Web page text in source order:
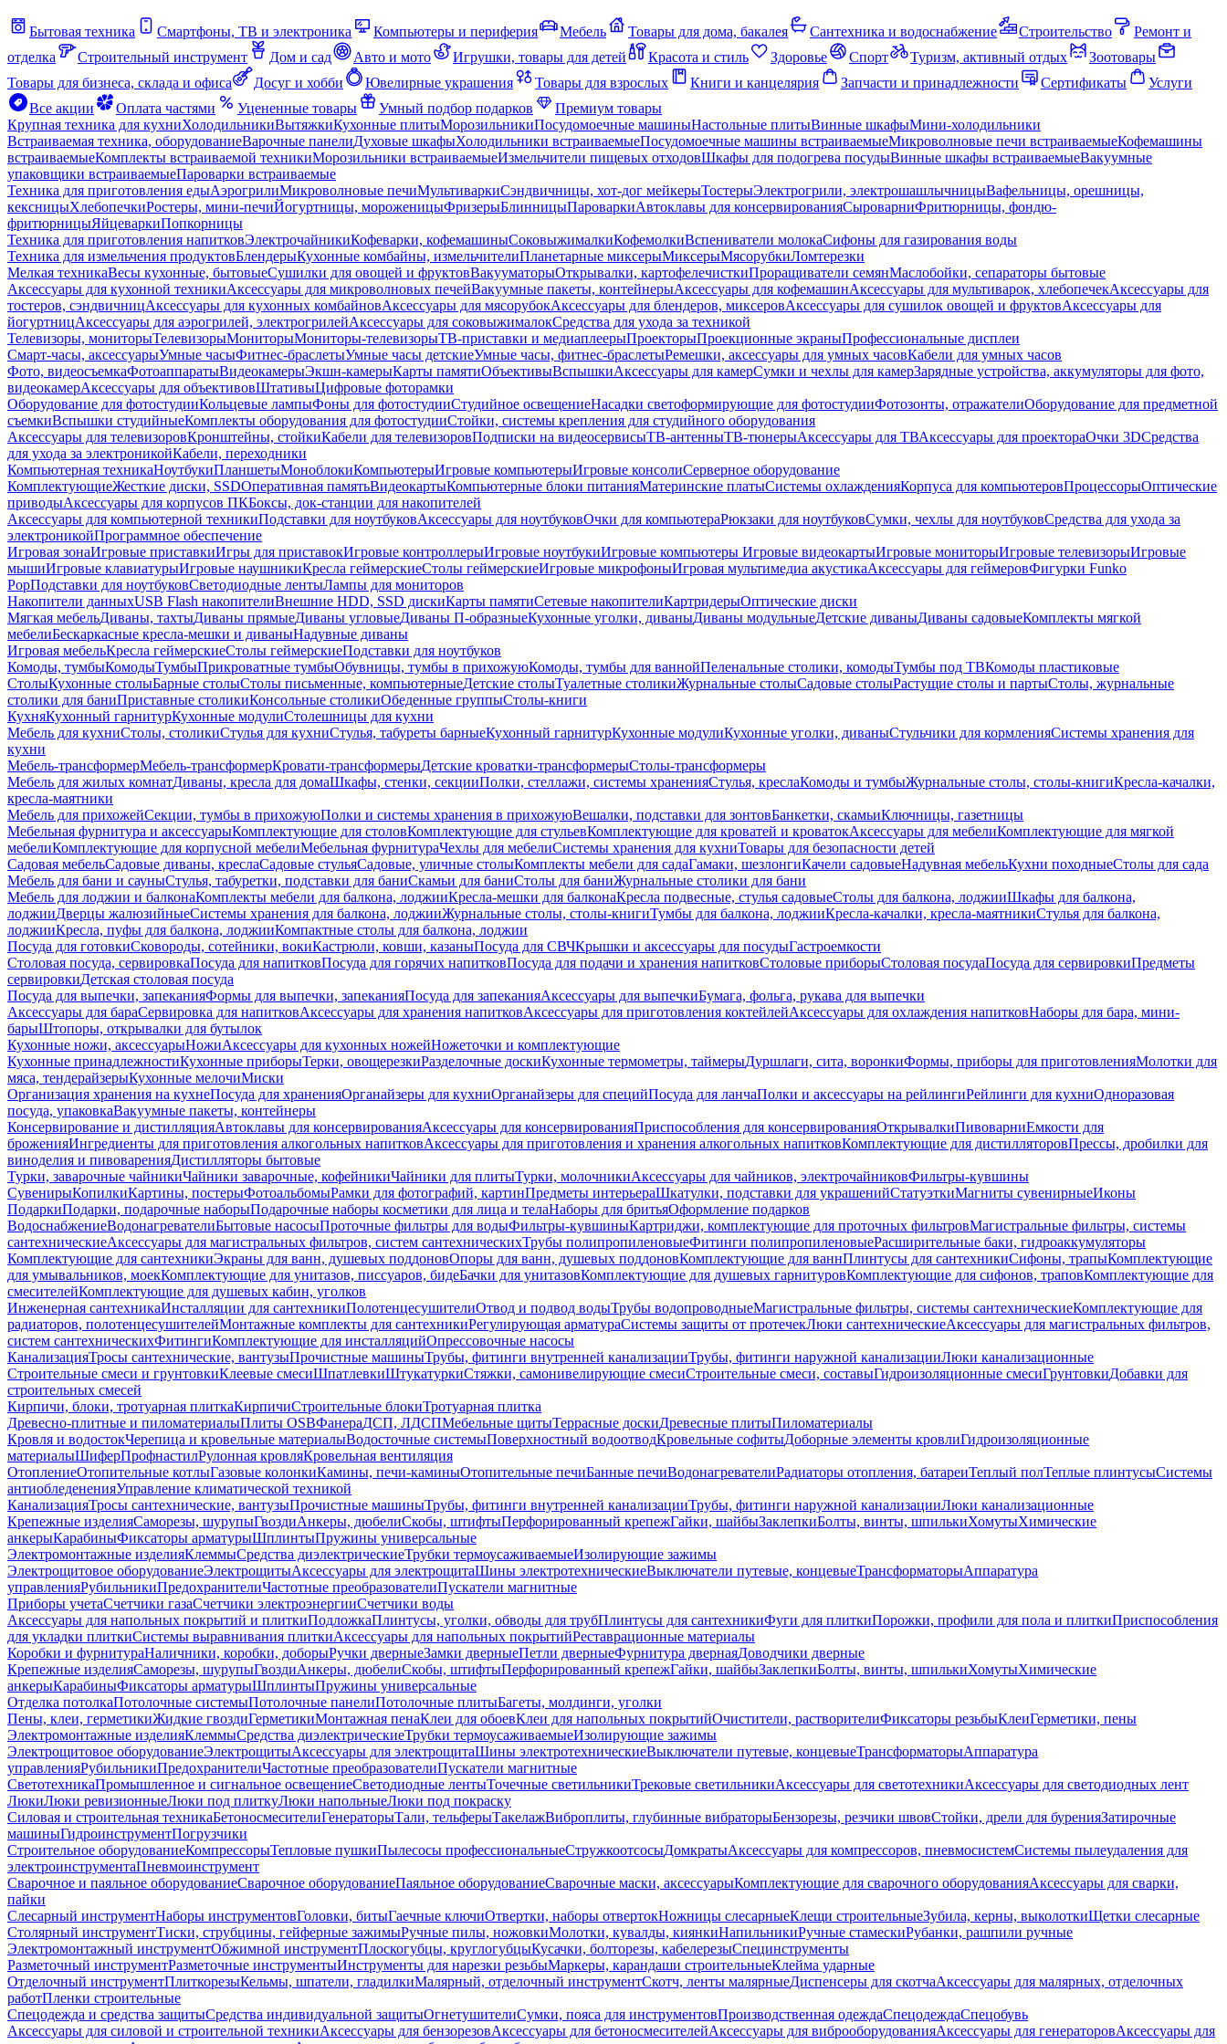
Бытовая техника Смартфоны, ТВ и электроника Компьютеры и периферия Мебель Товары для дома, бакалея Сантехника и водоснабжение Строительство
Ремонт и
отделка
Строительный инструмент Дом и сад Авто и мото Игрушки, товары для детей Красота и стиль Здоровье Спорт Туризм, активный отдых
Зоотовары
Товары для бизнеса, склада и офиса
Досуг и хобби Ювелирные украшения Товары для взрослых Книги и канцелярия Запчасти и принадлежности Сертификаты
Услуги
Все акции
Оплата частями Уцененные товары Умный подбор подарков
Премиум товары
Крупная техника для кухниХолодильникиВытяжкиКухонные плитыМорозильникиПосудомоечные машиныНастольные плитыВинные шкафыМини-холодильники
Встраиваемая техника, оборудованиеВарочные панелиДуховые шкафыХолодильники встраиваемыеПосудомоечные машины встраиваемыеМикроволновые печи встраиваемыеКофемашины
встраиваемыеКомплекты встраиваемой техникиМорозильники встраиваемыеИзмельчители пищевых отходовШкафы для подогрева посудыВинные шкафы встраиваемыеВакуумные
упаковщики встраиваемыеПароварки встраиваемые
Техника для приготовления едыАэрогрилиМикроволновые печиМультиваркиСэндвичницы, хот-дог мейкерыТостерыЭлектрогрили, электрошашлычницыВафельницы, орешницы,
кексницыХлебопечкиРостеры, мини-печиЙогуртницы, мороженицыФризерыБлинницыПароваркиАвтоклавы для консервированияСыроварниФритюрницы, фондю-
фритюрницыЯйцеваркиПопкорницы
Техника для приготовления напитковЭлектрочайникиКофеварки, кофемашиныСоковыжималкиКофемолкиВспениватели молокаСифоны для газирования воды
Техника для измельчения продуктовБлендерыКухонные комбайны, измельчителиПланетарные миксерыМиксерыМясорубкиЛомтерезки
Мелкая техникаВесы кухонные, бытовыеСушилки для овощей и фруктовВакууматорыОткрывалки, картофелечисткиПроращиватели семянМаслобойки, сепараторы бытовые
Аксессуары для кухонной техникиАксессуары для микроволновых печейВакуумные пакеты, контейнерыАксессуары для кофемашинАксессуары для мультиварок, хлебопечекАксессуары для
тостеров, сэндвичницАксессуары для кухонных комбайновАксессуары для мясорубокАксессуары для блендеров, миксеровАксессуары для сушилок овощей и фруктовАксессуары для
йогуртницАксессуары для аэрогрилей, электрогрилейАксессуары для соковыжималокСредства для ухода за техникой
Телевизоры, мониторыТелевизорыМониторыМониторы-телевизорыТВ-приставки и медиаплеерыПроекторыПроекционные экраныПрофессиональные дисплеи
Смарт-часы, аксессуарыУмные часыФитнес-браслетыУмные часы детскиеУмные часы, фитнес-браслетыРемешки, аксессуары для умных часовКабели для умных часов
Фото, видеосъемкаФотоаппаратыВидеокамерыЭкшн-камерыКарты памятиОбъективыВспышкиАксессуары для камерСумки и чехлы для камерЗарядные устройства, аккумуляторы для фото,
видеокамерАксессуары для объективовШтативыЦифровые фоторамки
Оборудование для фотостудииКольцевые лампыФоны для фотостудииСтудийное освещениеНасадки светоформирующие для фотостудииФотозонты, отражателиОборудование для предметной
съемкиВспышки студийныеКомплекты оборудования для фотостудииСтойки, системы крепления для студийного оборудования
Аксессуары для телевизоровКронштейны, стойкиКабели для телевизоровПодписки на видеосервисыТВ-антенныТВ-тюнерыАксессуары для ТВАксессуары для проектораОчки 3DСредства
для ухода за электроникойКабели, переходники
Компьютерная техникаНоутбукиПланшетыМоноблокиКомпьютерыИгровые компьютерыИгровые консолиСерверное оборудование
КомплектующиеЖесткие диски, SSDОперативная памятьВидеокартыКомпьютерные блоки питанияМатеринские платыСистемы охлажденияКорпуса для компьютеровПроцессорыОптические
приводыАксессуары для корпусов ПКБоксы, док-станции для накопителей
Аксессуары для компьютерной техникиПодставки для ноутбуковАксессуары для ноутбуковОчки для компьютераРюкзаки для ноутбуковСумки, чехлы для ноутбуковСредства для ухода за
электроникойПрограммное обеспечение
Игровая зонаИгровые приставкиИгры для приставокИгровые контроллерыИгровые ноутбукиИгровые компьютеры Игровые видеокартыИгровые мониторыИгровые телевизорыИгровые
мышиИгровые клавиатурыИгровые наушникиКресла геймерскиеСтолы геймерскиеИгровые микрофоныИгровая мультимедиа акустикаАксессуары для геймеровФигурки Funko
PopПодставки для ноутбуковСветодиодные лентыЛампы для мониторов
Накопители данныхUSB Flash накопителиВнешние HDD, SSD дискиКарты памятиСетевые накопителиКартридерыОптические диски
Мягкая мебельДиваны, тахтыДиваны прямыеДиваны угловыеДиваны П-образныеКухонные уголки, диваныДиваны модульныеДетские диваныДиваны садовыеКомплекты мягкой
мебелиБескаркасные кресла-мешки и диваныНадувные диваны
Игровая мебельКресла геймерскиеСтолы геймерскиеПодставки для ноутбуков
Комоды, тумбыКомодыТумбыПрикроватные тумбыОбувницы, тумбы в прихожуюКомоды, тумбы для ваннойПеленальные столики, комодыТумбы под ТВКомоды пластиковые
СтолыКухонные столыБарные столыСтолы письменные, компьютерныеДетские столыТуалетные столикиЖурнальные столыСадовые столыРастущие столы и партыСтолы, журнальные
столики для баниПриставные столикиКонсольные столикиОбеденные группыСтолы-книги
КухняКухонный гарнитурКухонные модулиСтолешницы для кухни
Мебель для кухниСтолы, столикиСтулья для кухниСтулья, табуреты барныеКухонный гарнитурКухонные модулиКухонные уголки, диваныСтульчики для кормленияСистемы хранения для
кухни
Мебель-трансформерМебель-трансформерКровати-трансформерыДетские кроватки-трансформерыСтолы-трансформеры
Мебель для жилых комнатДиваны, кресла для домаШкафы, стенки, секцииПолки, стеллажи, системы храненияСтулья, креслаКомоды и тумбыЖурнальные столы, столы-книгиКресла-качалки,
кресла-маятники
Мебель для прихожейСекции, тумбы в прихожуюПолки и системы хранения в прихожуюВешалки, подставки для зонтовБанкетки, скамьиКлючницы, газетницы
Мебельная фурнитура и аксессуарыКомплектующие для столовКомплектующие для стульевКомплектующие для кроватей и кроватокАксессуары для мебелиКомплектующие для мягкой
мебелиКомплектующие для корпусной мебелиМебельная фурнитураЧехлы для мебелиСистемы хранения для кухниТовары для безопасности детей
Садовая мебельСадовые диваны, креслаСадовые стульяСадовые, уличные столыКомплекты мебели для садаГамаки, шезлонгиКачели садовыеНадувная мебельКухни походныеСтолы для сада
Мебель для бани и сауныСтулья, табуретки, подставки для баниСкамьи для баниСтолы для баниЖурнальные столики для бани
Мебель для лоджии и балконаКомплекты мебели для балкона, лоджииКресла-мешки для балконаКресла подвесные, стулья садовыеСтолы для балкона, лоджииШкафы для балкона,
лоджииДверцы жалюзийныеСистемы хранения для балкона, лоджииЖурнальные столы, столы-книгиТумбы для балкона, лоджииКресла-качалки, кресла-маятникиСтулья для балкона,
лоджииКресла, пуфы для балкона, лоджииКомпактные столы для балкона, лоджии
Посуда для готовкиСковороды, сотейники, вокиКастрюли, ковши, казаныПосуда для СВЧКрышки и аксессуары для посудыГастроемкости
Столовая посуда, сервировкаПосуда для напитковПосуда для горячих напитковПосуда для подачи и хранения напитковСтоловые приборыСтоловая посудаПосуда для сервировкиПредметы
сервировкиДетская столовая посуда
Посуда для выпечки, запеканияФормы для выпечки, запеканияПосуда для запеканияАксессуары для выпечкиБумага, фольга, рукава для выпечки
Аксессуары для бараСервировка для напитковАксессуары для хранения напитковАксессуары для приготовления коктейлейАксессуары для охлаждения напитковНаборы для бара, мини-
барыШтопоры, открывалки для бутылок
Кухонные ножи, аксессуарыНожиАксессуары для кухонных ножейНожеточки и комплектующие
Кухонные принадлежностиКухонные приборыТерки, овощерезкиРазделочные доскиКухонные термометры, таймерыДуршлаги, сита, воронкиФормы, приборы для приготовленияМолотки для
мяса, тендерайзерыКухонные мелочиМиски
Организация хранения на кухнеПосуда для храненияОрганайзеры для кухниОрганайзеры для специйПосуда для ланчаПолки и аксессуары на рейлингиРейлинги для кухниОдноразовая
посуда, упаковкаВакуумные пакеты, контейнеры
Консервирование и дистилляцияАвтоклавы для консервированияАксессуары для консервированияПриспособления для консервированияОткрывалкиПивоварниЕмкости для
броженияИнгредиенты для приготовления алкогольных напитковАксессуары для приготовления и хранения алкогольных напитковКомплектующие для дистилляторовПрессы, дробилки для
виноделия и пивоваренияДистилляторы бытовые
Турки, заварочные чайникиЧайники заварочные, кофейникиЧайники для плитыТурки, молочникиАксессуары для чайников, электрочайниковФильтры-кувшины
СувенирыКопилкиКартины, постерыФотоальбомыРамки для фотографий, картинПредметы интерьераШкатулки, подставки для украшенийСтатуэткиМагниты сувенирныеИконы
ПодаркиПодарки, подарочные наборыПодарочные наборы косметики для лица и телаНаборы для бритьяОформление подарков
ВодоснабжениеВодонагревателиБытовые насосыПроточные фильтры для водыФильтры-кувшиныКартриджи, комплектующие для проточных фильтровМагистральные фильтры, системы
сантехническиеАксессуары для магистральных фильтров, систем сантехническихТрубы полипропиленовыеФитинги полипропиленовыеРасширительные баки, гидроаккумуляторы
Комплектующие для сантехникиЭкраны для ванн, душевых поддоновОпоры для ванн, душевых поддоновКомплектующие для ваннПлинтусы для сантехникиСифоны, трапыКомплектующие
для умывальников, моекКомплектующие для унитазов, писсуаров, бидеБачки для унитазовКомплектующие для душевых гарнитуровКомплектующие для сифонов, траповКомплектующие для
смесителейКомплектующие для душевых кабин, уголков
Инженерная сантехникаИнсталляции для сантехникиПолотенцесушителиОтвод и подвод водыТрубы водопроводныеМагистральные фильтры, системы сантехническиеКомплектующие для
радиаторов, полотенцесушителейМонтажные комплекты для сантехникиРегулирующая арматураСистемы защиты от протечекЛюки сантехническиеАксессуары для магистральных фильтров,
систем сантехническихФитингиКомплектующие для инсталляцийОпрессовочные насосы
КанализацияТросы сантехнические, вантузыПрочистные машиныТрубы, фитинги внутренней канализацииТрубы, фитинги наружной канализацииЛюки канализационные
Строительные смеси и грунтовкиКлеевые смесиШпатлевкиШтукатуркиСтяжки, самонивелирующие смесиСтроительные смеси, составыГидроизоляционные смесиГрунтовкиДобавки для
строительных смесей
Кирпичи, блоки, тротуарная плиткаКирпичиСтроительные блокиТротуарная плитка
Древесно-плитные и пиломатериалыПлиты OSBФанераДСП, ЛДСПМебельные щитыТеррасные доскиДревесные плитыПиломатериалы
Кровля и водостокЧерепица и кровельные материалыВодосточные системыПоверхностный водоотводКровельные софитыДоборные элементы кровлиГидроизоляционные
материалыШиферПрофнастилРулонная кровляКровельная вентиляция
ОтоплениеОтопительные котлыГазовые колонкиКамины, печи-каминыОтопительные печиБанные печиВодонагревателиРадиаторы отопления, батареиТеплый полТеплые плинтусыСистемы
антиобледененияУправление климатической техникой
КанализацияТросы сантехнические, вантузыПрочистные машиныТрубы, фитинги внутренней канализацииТрубы, фитинги наружной канализацииЛюки канализационные
Крепежные изделияСаморезы, шурупыГвоздиАнкеры, дюбелиСкобы, штифтыПерфорированный крепежГайки, шайбыЗаклепкиБолты, винты, шпилькиХомутыХимические
анкерыКарабиныФиксаторы арматурыШплинтыПружины универсальные
Электромонтажные изделияКлеммыСредства диэлектрическиеТрубки термоусаживаемыеИзолирующие зажимы
Электрощитовое оборудованиеЭлектрощитыАксессуары для электрощитаШины электротехническиеВыключатели путевые, концевыеТрансформаторыАппаратура
управленияРубильникиПредохранителиЧастотные преобразователиПускатели магнитные
Приборы учетаСчетчики газаСчетчики электроэнергииСчетчики воды
Аксессуары для напольных покрытий и плиткиПодложкаПлинтусы, уголки, обводы для трубПлинтусы для сантехникиФуги для плиткиПорожки, профили для пола и плиткиПриспособления
для укладки плиткиСистемы выравнивания плиткиАксессуары для напольных покрытийРеставрационные материалы
Коробки и фурнитураНаличники, коробки, доборыРучки дверныеЗамки дверныеПетли дверныеФурнитура двернаяДоводчики дверные
Крепежные изделияСаморезы, шурупыГвоздиАнкеры, дюбелиСкобы, штифтыПерфорированный крепежГайки, шайбыЗаклепкиБолты, винты, шпилькиХомутыХимические
анкерыКарабиныФиксаторы арматурыШплинтыПружины универсальные
Отделка потолкаПотолочные системыПотолочные панелиПотолочные плитыБагеты, молдинги, уголки
Пены, клеи, герметикиЖидкие гвоздиГерметикиМонтажная пенаКлеи для обоевКлеи для напольных покрытийОчистители, растворителиФиксаторы резьбыКлеиГерметики, пены
Электромонтажные изделияКлеммыСредства диэлектрическиеТрубки термоусаживаемыеИзолирующие зажимы
Электрощитовое оборудованиеЭлектрощитыАксессуары для электрощитаШины электротехническиеВыключатели путевые, концевыеТрансформаторыАппаратура
управленияРубильникиПредохранителиЧастотные преобразователиПускатели магнитные
СветотехникаПромышленное и сигнальное освещениеСветодиодные лентыТочечные светильникиТрековые светильникиАксессуары для светотехникиАксессуары для светодиодных лент
ЛюкиЛюки ревизионныеЛюки под плиткуЛюки напольныеЛюки под покраску
Силовая и строительная техникаБетоносмесителиГенераторыТали, тельферыТакелажВиброплиты, глубинные вибраторыБензорезы, резчики швовСтойки, дрели для буренияЗатирочные
машиныГидроинструментПогрузчики
Строительное оборудованиеКомпрессорыТепловые пушкиПылесосы профессиональныеСтружкоотсосыДомкратыАксессуары для компрессоров, пневмосистемСистемы пылеудаления для
электроинструментаПневмоинструмент
Сварочное и паяльное оборудованиеСварочное оборудованиеПаяльное оборудованиеСварочные маски, аксессуарыКомплектующие для сварочного оборудованияАксессуары для сварки,
пайки
Слесарный инструментНаборы инструментовГоловки, битыГаечные ключиОтвертки, наборы отвертокНожницы слесарныеКлещи строительныеЗубила, керны, выколоткиЩетки слесарные
Столярный инструментТиски, струбцины, гейферные зажимыРучные пилы, ножовкиМолотки, кувалды, киянкиНапильникиРучные стамескиРубанки, рашпили ручные
Электромонтажный инструментОбжимной инструментПлоскогубцы, круглогубцыКусачки, болторезы, кабелерезыСпецинструменты
Разметочный инструментРазметочные инструментыИнструменты для нарезки резьбыМаркеры, карандаши строительныеКлейма ударные
Отделочный инструментПлиткорезыКельмы, шпатели, гладилкиМалярный, отделочный инструментСкотч, ленты малярныеДиспенсеры для скотчаАксессуары для малярных, отделочных
работПленки строительные
Спецодежда и средства защитыСредства индивидуальной защитыОгнетушителиСумки, пояса для инструментовПроизводственная одеждаСпецодеждаСпецобувь
Аксессуары для силовой и строительной техникиАксессуары для бензорезовАксессуары для бетоносмесителейАксессуары для виброоборудованияАксессуары для генераторовАксессуары для